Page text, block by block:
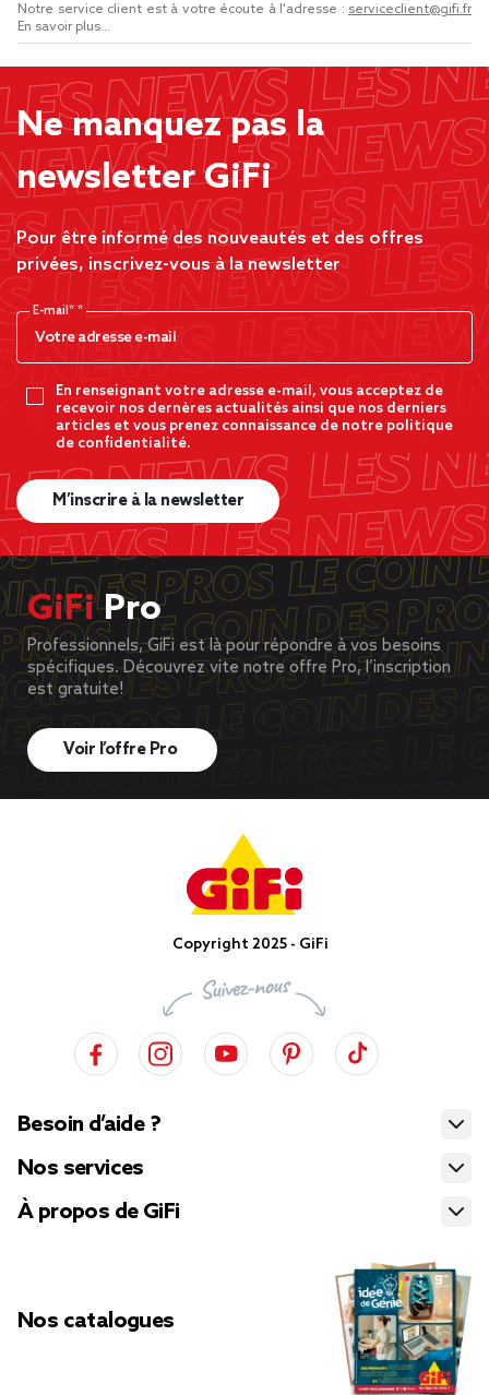
Notre service client est à votre écoute à l'adresse : serviceclient@gifi.fr
En savoir plus...
Ne manquez pas la
newsletter GiFi
Pour être informé des nouveautés et des offres
privées, inscrivez-vous à la newsletter
E-mail*
En renseignant votre adresse e-mail, vous acceptez de
recevoir nos dernères actualités ainsi que nos derniers
articles et vous prenez connaissance de notre politique
de confidentialité.
M’inscrire à la newsletter
GiFiPro
Professionnels, GiFi est là pour répondre à vos besoins
spécifiques. Découvrez vite notre offre Pro, l’inscription
est gratuite!
Voir l’offre Pro
Copyright 2025 - GiFi
Besoin d’aide ?
Nos services
À propos de GiFi
Nos catalogues